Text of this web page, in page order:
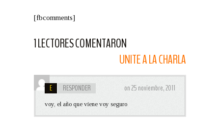
[fbcomments]
1 LECTORES COMENTARON
UNITE A LA CHARLA
E RESPONDER on 25 noviembre, 2011
voy, el año que viene voy seguro